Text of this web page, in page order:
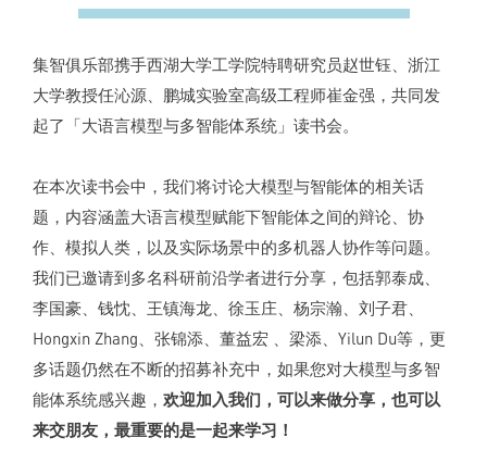
集智俱乐部携手西湖大学工学院特聘研究员赵世钰、浙江
大学教授任沁源、鹏城实验室高级工程师崔金强，共同发
起了「大语言模型与多智能体系统」读书会。
在本次读书会中，我们将讨论大模型与智能体的相关话
题，内容涵盖大语言模型赋能下智能体之间的辩论、协
作、模拟人类，以及实际场景中的多机器人协作等问题。
我们已邀请到多名科研前沿学者进行分享，包括郭泰成、
李国豪、钱忱、王镇海龙、徐玉庄、杨宗瀚、刘子君、
Hongxin Zhang、张锦添、董益宏 、梁添、Yilun Du等，更
多话题仍然在不断的招募补充中，如果您对大模型与多智
能体系统感兴趣， 欢迎加入我们，可以来做分享，也可以
来交朋友，最重要的是一起来学习！